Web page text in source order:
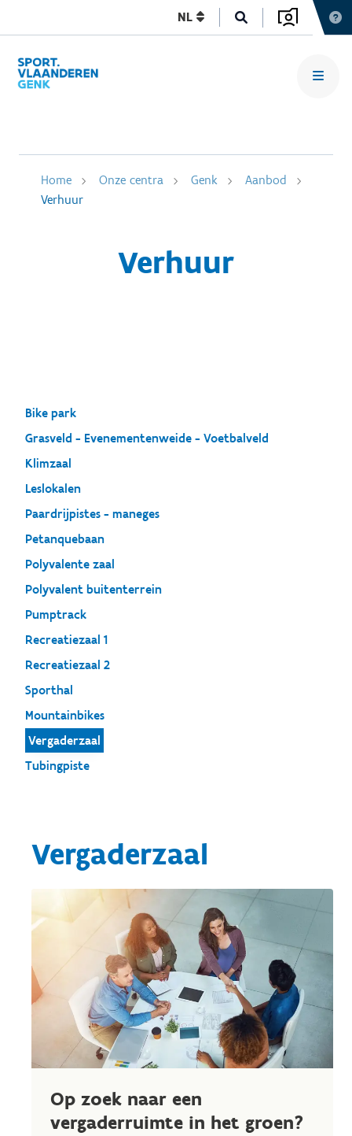
NL
Home Onze centra Genk
Aanbod
Verhuur
Verhuur
Bike park
Grasveld - Evenementenweide - Voetbalveld
Klimzaal
Leslokalen
Paardrijpistes - maneges
Petanquebaan
Polyvalente zaal
Polyvalent buitenterrein
Pumptrack
Recreatiezaal 1
Recreatiezaal 2
Sporthal
Mountainbikes
Vergaderzaal
Tubingpiste
Vergaderzaal
Op zoek naar een
vergaderruimte in het groen?